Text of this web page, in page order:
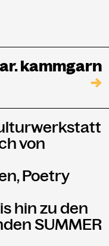
undkammgarn
→
von
Poetry
hin zu den
SUMMER